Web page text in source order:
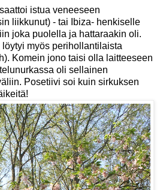
istua veneeseen
liikkunut) - tai Ibiza- henkiselle
joka puolella ja hattaraakin oli.
myös perihollantilaista
Komein jono taisi olla laitteeseen
oli sellainen
Posetiivi soi kuin sirkuksen